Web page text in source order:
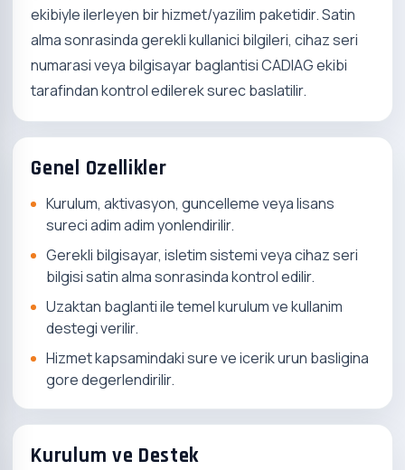
ekibiyle ilerleyen bir hizmet/yazilim paketidir. Satin
alma sonrasinda gerekli kullanici bilgileri, cihaz seri
numarasi veya bilgisayar baglantisi CADIAG ekibi
tarafindan kontrol edilerek surec baslatilir.
Genel Ozellikler
Kurulum, aktivasyon, guncelleme veya lisans
sureci adim adim yonlendirilir.
Gerekli bilgisayar, isletim sistemi veya cihaz seri
bilgisi satin alma sonrasinda kontrol edilir.
Uzaktan baglanti ile temel kurulum ve kullanim
destegi verilir.
Hizmet kapsamindaki sure ve icerik urun basligina
gore degerlendirilir.
Kurulum ve Destek